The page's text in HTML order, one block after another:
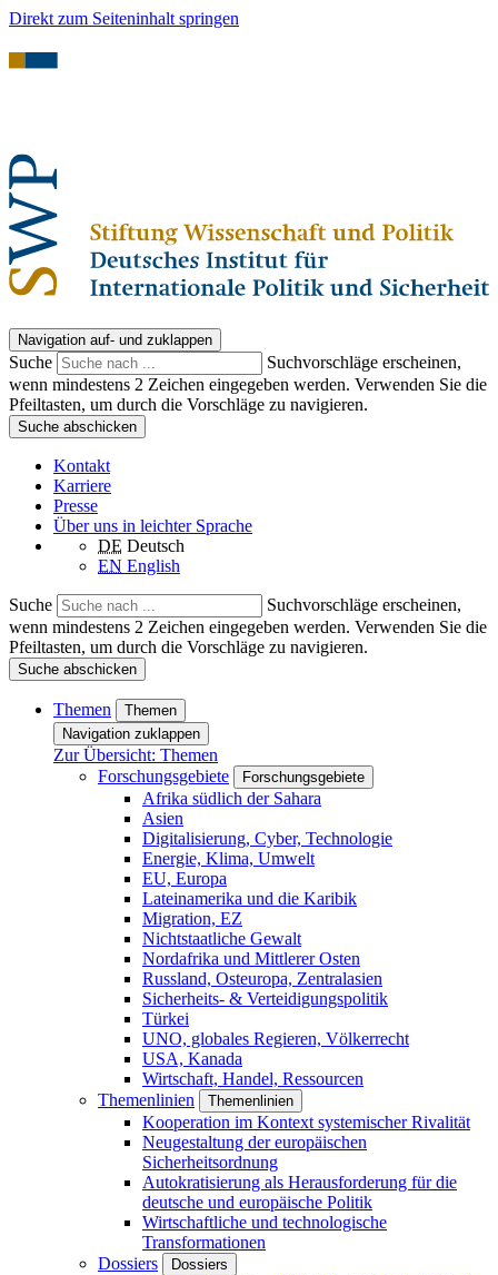
Direkt zum Seiteninhalt springen
Navigation auf- und zuklappen
Suche
Suchvorschläge erscheinen,
wenn mindestens 2 Zeichen eingegeben werden. Verwenden Sie die
Pfeiltasten, um durch die Vorschläge zu navigieren.
Suche abschicken
Kontakt
Karriere
Presse
Über uns in leichter Sprache
DE Deutsch
EN English
Suche
Suchvorschläge erscheinen,
wenn mindestens 2 Zeichen eingegeben werden. Verwenden Sie die
Pfeiltasten, um durch die Vorschläge zu navigieren.
Suche abschicken
Themen
Themen
Navigation zuklappen
Zur Übersicht: Themen
Forschungsgebiete
Forschungsgebiete
Afrika südlich der Sahara
Asien
Digitalisierung, Cyber, Technologie
Energie, Klima, Umwelt
EU, Europa
Lateinamerika und die Karibik
Migration, EZ
Nichtstaatliche Gewalt
Nordafrika und Mittlerer Osten
Russland, Osteuropa, Zentralasien
Sicherheits- & Verteidigungspolitik
Türkei
UNO, globales Regieren, Völkerrecht
USA, Kanada
Wirtschaft, Handel, Ressourcen
Themenlinien
Themenlinien
Kooperation im Kontext systemischer Rivalität
Neugestaltung der europäischen
Sicherheitsordnung
Autokratisierung als Herausforderung für die
deutsche und europäische Politik
Wirtschaftliche und technologische
Transformationen
Dossiers
Dossiers